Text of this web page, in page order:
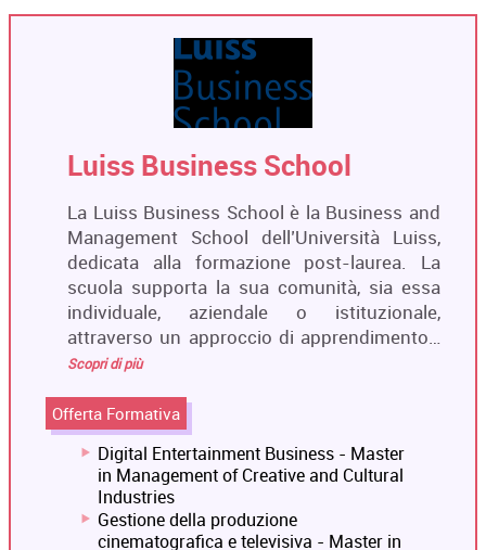
Luiss Business School
La Luiss Business School è la Business and
Management School dell’Università Luiss,
dedicata alla formazione post-laurea. La
scuola supporta la sua comunità, sia essa
individuale, aziendale o istituzionale,
attraverso un approccio di apprendimento…
Scopri di più
Offerta Formativa
Digital Entertainment Business - Master
in Management of Creative and Cultural
Industries
Gestione della produzione
cinematografica e televisiva - Master in